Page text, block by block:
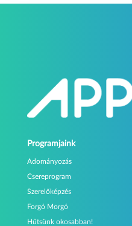
Programjaink
Adományozás
Csereprogram
Szerelőképzés
Forgó Morgó
Hűtsünk okosabban!